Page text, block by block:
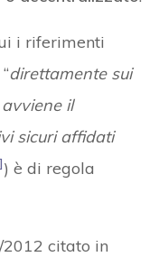
i riferimenti
direttamente sui
il
sicuri affidati
) è di regola
citato in